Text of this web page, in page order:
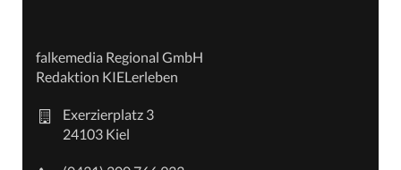
falkemedia Regional GmbH
Redaktion KIELerleben
Exerzierplatz 3
24103 Kiel